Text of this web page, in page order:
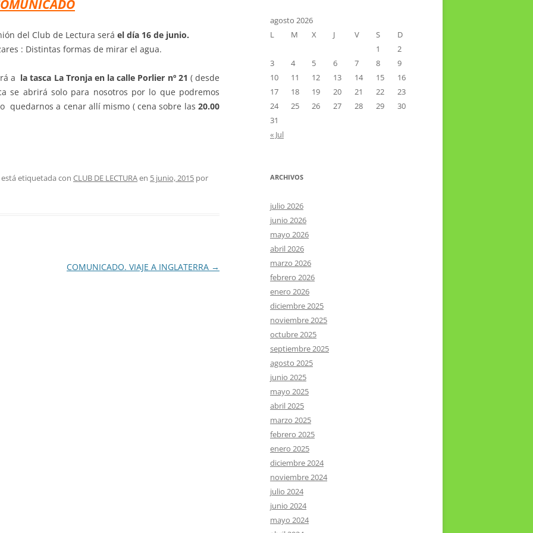
INFORMACIÓN DE VIAJES 2014
PINTURA AL OLEO Y ACUARELA
TEATRO
JAVIER HERNÁNDEZ VELÁZQUEZ
PASEOS LITERARIOS
del Club de Lectura será el día 16 de junio.
: Distintas formas de mirar el agua.
a la tasca La Tronja en la calle Porlier nº 21 ( desde
se abrirá solo para nosotros por lo que podremos
quedarnos a cenar allí mismo ( cena sobre las20.00
etiquetada con CLUB DE LECTURAen 5 junio, 2015 por
COMUNICADO. VIAJE A INGLATERRA →
agosto 2026
L
M X J V S
D
1
2
3
4 5 6 7 8
9
10
11 12 13 14 15
16
17
18 19 20 21 22
23
24
25 26 27 28 29
30
31
« Jul
ARCHIVOS
julio 2026
junio 2026
mayo 2026
abril 2026
marzo 2026
febrero 2026
enero 2026
diciembre 2025
noviembre 2025
octubre 2025
septiembre 2025
agosto 2025
junio 2025
mayo 2025
abril 2025
marzo 2025
febrero 2025
enero 2025
diciembre 2024
noviembre 2024
julio 2024
junio 2024
mayo 2024